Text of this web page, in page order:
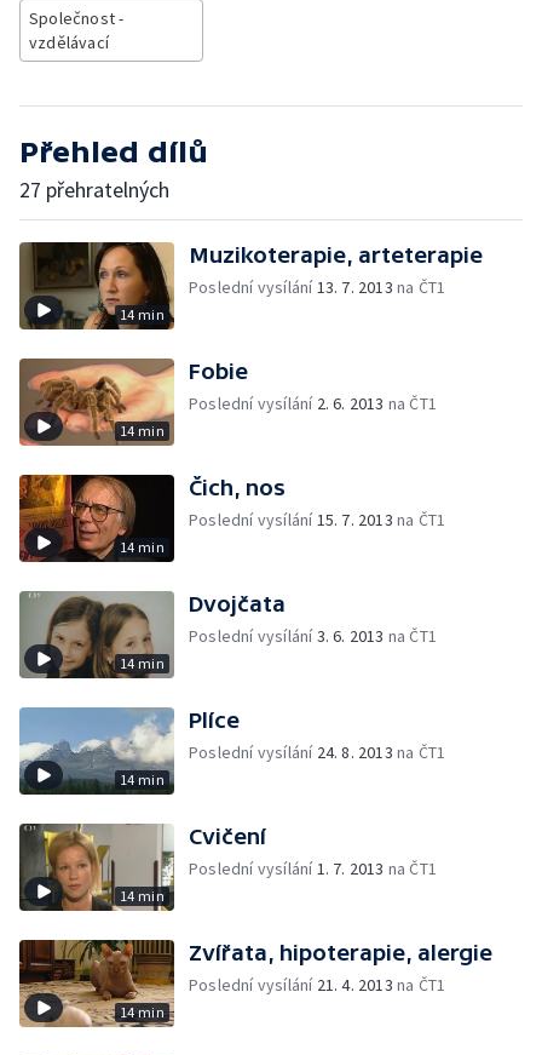
Společnost -
vzdělávací
Přehled dílů
27 přehratelných
14 min
Muzikoterapie, arteterapie
Poslední vysílání13. 7. 2013 na ČT1
14 min
Fobie
Poslední vysílání 2. 6. 2013 na ČT1
14 min
Čich, nos
Poslední vysílání15. 7. 2013 na ČT1
14 min
Dvojčata
Poslední vysílání3. 6. 2013 na ČT1
14 min
Plíce
Poslední vysílání 24. 8. 2013 na ČT1
14 min
Cvičení
Poslední vysílání1. 7. 2013 na ČT1
14 min
Zvířata, hipoterapie, alergie
Poslední vysílání 21. 4. 2013 na ČT1